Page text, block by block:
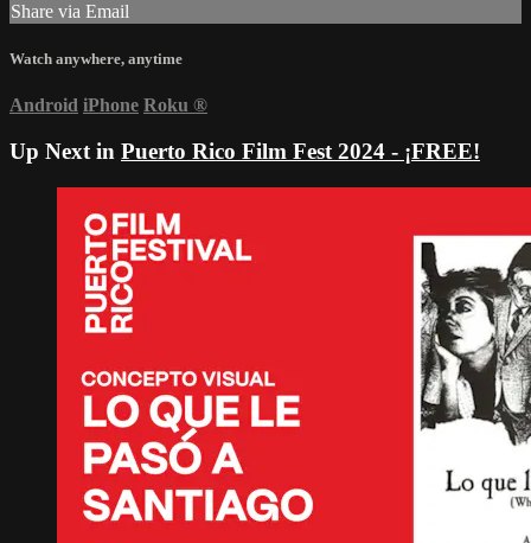
Share via Email
Watch anywhere, anytime
Android iPhone Roku ®
Up Next in Puerto Rico Film Fest 2024 - ¡FREE!